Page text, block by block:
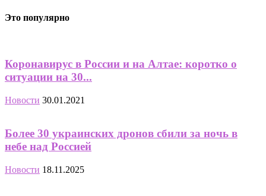
Это популярно
Коронавирус в России и на Алтае: коротко о
ситуации на 30...
Новости 30.01.2021
Более 30 украинских дронов сбили за ночь в
небе над Россией
Новости 18.11.2025